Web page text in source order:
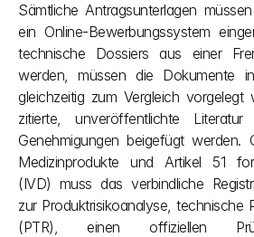
Sämtliche Antragsunterlagen
ein Online-Bewerbungssystem
technische Dossiers aus einer
werden, müssen die Dokumente
gleichzeitig zum Vergleich
zitierte, unveröffentlichte Literatur
Genehmigungen beigefügt
Medizinprodukte und Artikel 51
(IVD) muss das verbindliche
zur Produktrisikoanalyse, technische
(PTR), einen offiziellen